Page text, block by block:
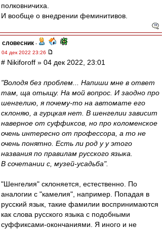
полковничиха.
И вообще о внедрении феминитивов.
словесник -
04 дек 2022 23:26
# Nikiforoff » 04 дек 2022, 23:01
"Володя без проблем... Напиши мне в ответ
там, ща отыщу. На мой вопрос. И заодно про
шенгелию, я почему-то на автомате его
склоняю, а гурцкая нет. В шенгелии зависит
наверное от суффиксов, но про коломенское
очень интересно от профессора, а то не
очень понятно. Есть ли род у у этого
названия по правилам русского языка.
В сочетании с, музей-усадьба".
"Шенгелия" склоняется, естественно. По
аналогии с "камелия", например. Попадая в
русский язык, такие фамилии воспринимаются
как слова русского языка с подобными
суффиксами-окончаниями. Я иного и не